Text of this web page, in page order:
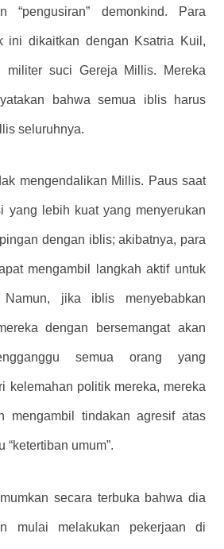
“pengusiran” demonkind. Para
ini dikaitkan dengan Ksatria Kuil,
militer suci Gereja Millis. Mereka
bahwa semua iblis harus
seluruhnya.
mengendalikan Millis. Paus saat
yang lebih kuat yang menyerukan
dengan iblis; akibatnya, para
mengambil langkah aktif untuk
Namun, jika iblis menyebabkan
dengan bersemangat akan
semua orang yang
kelemahan politik mereka, mereka
mengambil tindakan agresif atas
“ketertiban umum”.
secara terbuka bahwa dia
mulai melakukan pekerjaan di